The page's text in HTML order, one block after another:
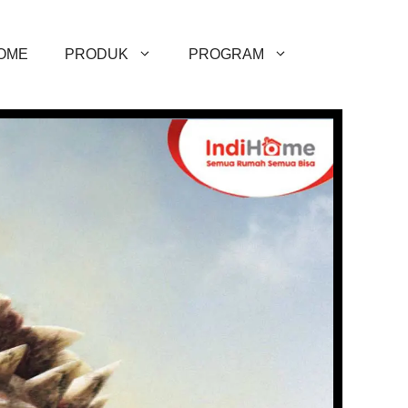
PRODUK PROGRAM